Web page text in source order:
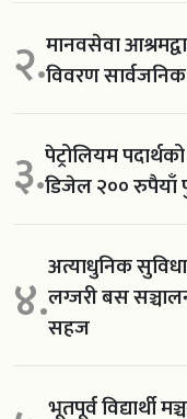
२.मानवसेवा
विवरण सार्वजनिक
३.पेट्रोलियम
डिजेल २०० रुपैयाँ
४.अत्याधुनिक
लग्जरी बस
सहज
भूतपूर्व विद्यार्थी